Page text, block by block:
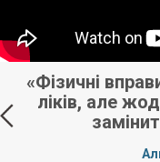
«Фізичні
ліків, але